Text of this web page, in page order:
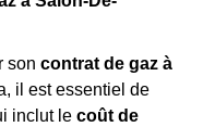
son contrat de gaz à
il est essentiel de
inclut le coût de